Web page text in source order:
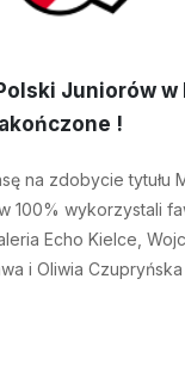
Juniorów w
!
na zdobycie tytułu
100% wykorzystali
Echo Kielce,
i Oliwia